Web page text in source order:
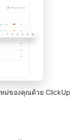
ม่ของคุณด้วย ClickUp